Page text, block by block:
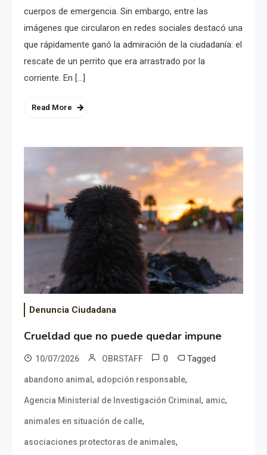
cuerpos de emergencia. Sin embargo, entre las
imágenes que circularon en redes sociales destacó una
que rápidamente ganó la admiración de la ciudadanía: el
rescate de un perrito que era arrastrado por la
corriente. En […]
Read More
Denuncia Ciudadana
Crueldad que no puede quedar impune
10/07/2026 OBRSTAFF 0 Tagged
abandono animal , adopción responsable,
Agencia Ministerial de Investigación Criminal , amic,
animales en situación de calle,
asociaciones protectoras de animales,